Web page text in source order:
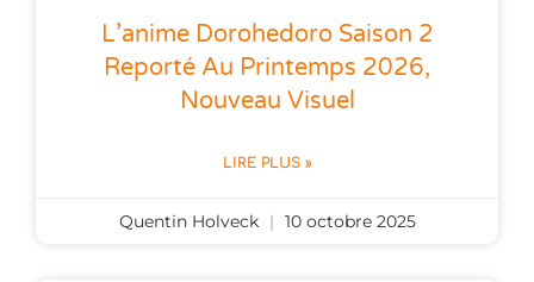
L’anime Dorohedoro Saison 2
Reporté Au Printemps 2026,
Nouveau Visuel
LIRE PLUS »
Quentin Holveck 10 octobre 2025